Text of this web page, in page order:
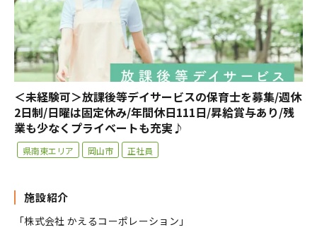
＜未経験可＞放課後等デイサービスの保育士を募集/週休
2日制/日曜は固定休み/年間休日111日/昇給賞与あり/残
業も少なくプライベートも充実♪
県南東エリア 岡山市 正社員
施設紹介
「株式会社 かえるコーポレーション」